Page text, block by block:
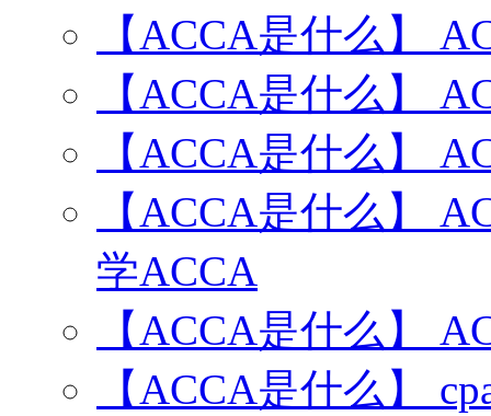
【ACCA是什么】
【ACCA是什么】
【ACCA是什么】
【ACCA是什么】
学ACCA
【ACCA是什么】
【ACCA是什么】